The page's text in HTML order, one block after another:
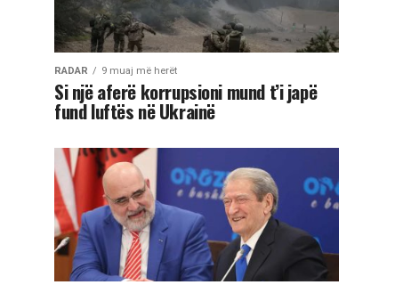
RADAR 9 muaj më herët
Si një aferë korrupsioni mund t’i japë
fund luftës në Ukrainë